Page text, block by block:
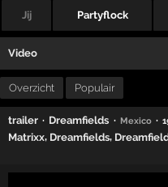
Jij Partyflock
Video
Overzicht Populair
trailer · Dreamfields · Mexico ·
Matrixx, Dreamfields,